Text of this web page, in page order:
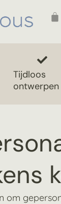
Tijdloos
ontwerpen
om